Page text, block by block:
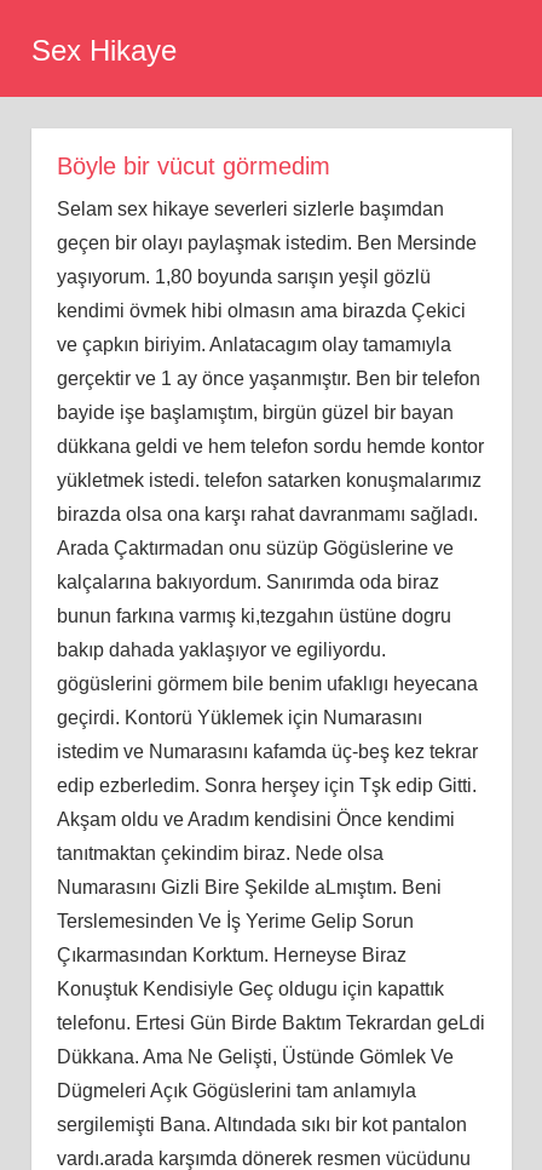
Sex Hikaye
Böyle bir vücut görmedim
Selam sex hikaye severleri sizlerle başımdan
geçen bir olayı paylaşmak istedim. Ben Mersinde
yaşıyorum. 1,80 boyunda sarışın yeşil gözlü
kendimi övmek hibi olmasın ama birazda Çekici
ve çapkın biriyim. Anlatacagım olay tamamıyla
gerçektir ve 1 ay önce yaşanmıştır. Ben bir telefon
bayide işe başlamıştım, birgün güzel bir bayan
dükkana geldi ve hem telefon sordu hemde kontor
yükletmek istedi. telefon satarken konuşmalarımız
birazda olsa ona karşı rahat davranmamı sağladı.
Arada Çaktırmadan onu süzüp Gögüslerine ve
kalçalarına bakıyordum. Sanırımda oda biraz
bunun farkına varmış ki,tezgahın üstüne dogru
bakıp dahada yaklaşıyor ve egiliyordu.
gögüslerini görmem bile benim ufaklıgı heyecana
geçirdi. Kontorü Yüklemek için Numarasını
istedim ve Numarasını kafamda üç-beş kez tekrar
edip ezberledim. Sonra herşey için Tşk edip Gitti.
Akşam oldu ve Aradım kendisini Önce kendimi
tanıtmaktan çekindim biraz. Nede olsa
Numarasını Gizli Bire Şekilde aLmıştım. Beni
Terslemesinden Ve İş Yerime Gelip Sorun
Çıkarmasından Korktum. Herneyse Biraz
Konuştuk Kendisiyle Geç oldugu için kapattık
telefonu. Ertesi Gün Birde Baktım Tekrardan geLdi
Dükkana. Ama Ne Gelişti, Üstünde Gömlek Ve
Dügmeleri Açık Gögüslerini tam anlamıyla
sergilemişti Bana. Altındada sıkı bir kot pantalon
vardı.arada karşımda dönerek resmen vücüdunu